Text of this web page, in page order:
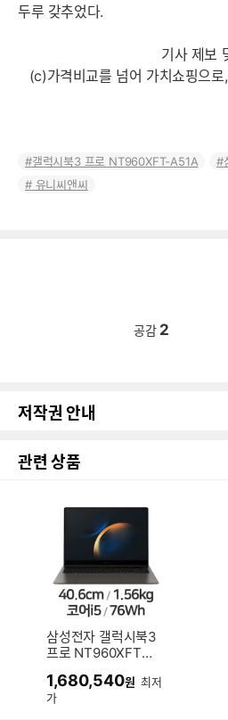
두루 갖추었다.
기사 제보
(c)가격비교를 넘어 가치쇼핑으
갤럭시북3 프로 NT960XFT-A51A
유니씨앤씨
공감 2
저작권 안내
관련 상품
삼성전자 갤럭시북3
프로 NT960XFT-A
1,680,540원 최저
가